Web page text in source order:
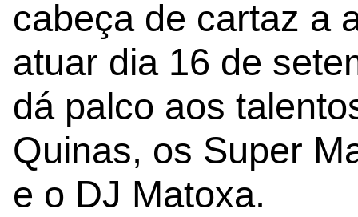
cabeça de cartaz a
atuar dia 16 de
dá palco aos
Quinas, os Super
e o DJ Matoxa.